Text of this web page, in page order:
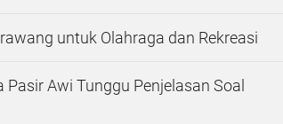
untuk Olahraga dan Rekreasi
Awi Tunggu Penjelasan Soal